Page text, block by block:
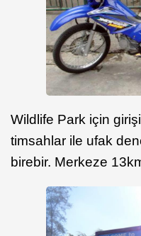
Wildlife Park için
timsahlar ile ufak
birebir. Merkeze